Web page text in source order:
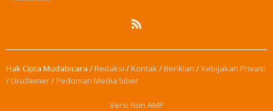
Hak Cipta Mudabicara /Redaksi /Kontak /Beriklan /Kebijakan Privasi
/Disclaimer/Pedoman Media Siber
Versi Non AMP